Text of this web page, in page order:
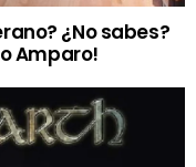
¿No sabes?
Amparo!